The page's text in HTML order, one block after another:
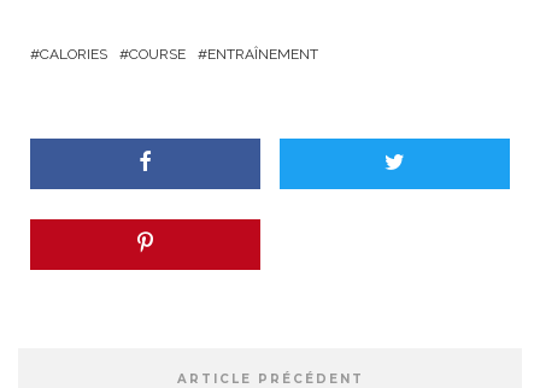
CALORIES COURSE ENTRAÎNEMENT
ARTICLE PRÉCÉDENT